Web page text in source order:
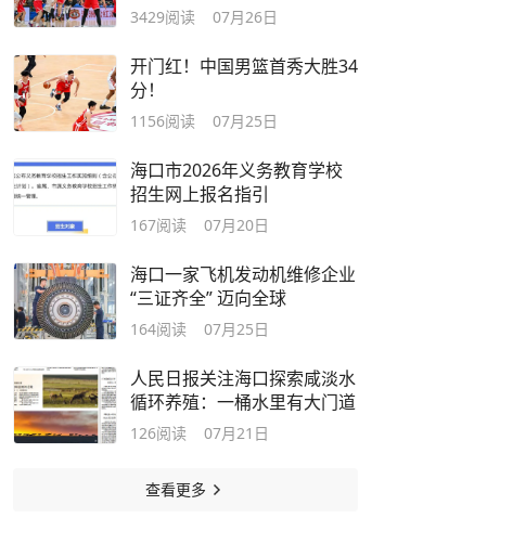
3429阅读 07月26日
开门红！中国男篮首秀大胜34
分！
1156阅读 07月25日
海口市2026年义务教育学校
招生网上报名指引
167阅读 07月20日
海口一家飞机发动机维修企业
“三证齐全” 迈向全球
164阅读 07月25日
人民日报关注海口探索咸淡水
循环养殖：一桶水里有大门道
126阅读 07月21日
查看更多